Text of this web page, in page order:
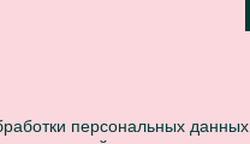
персональных данных